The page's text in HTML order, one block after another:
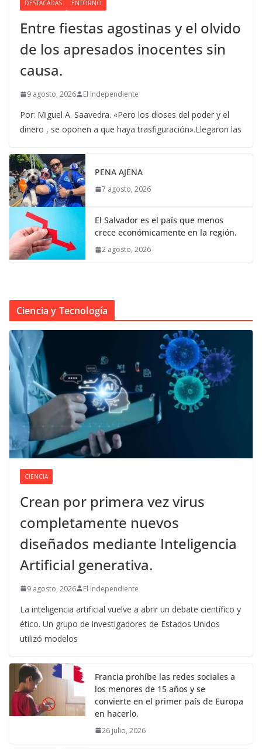
DESTACADAS ENTORNO
Entre fiestas agostinas y el olvido
de los apresados inocentes sin
causa.
9 agosto, 2026 El Independiente
Por: Miguel A. Saavedra. «Pero los dioses del poder y el
dinero , se oponen a que haya trasfiguración».Llegaron las
PENA AJENA
7 agosto, 2026
El Salvador es el país que menos
crece económicamente en la región.
2 agosto, 2026
Ciencia y Tecnología
CIENCIA
Crean por primera vez virus
completamente nuevos
diseñados mediante Inteligencia
Artificial generativa.
9 agosto, 2026 El Independiente
La inteligencia artificial vuelve a abrir un debate científico y
ético. Un grupo de investigadores de Estados Unidos
utilizó modelos
Francia prohíbe las redes sociales a
los menores de 15 años y se
convierte en el primer país de Europa
en hacerlo.
26 julio, 2026